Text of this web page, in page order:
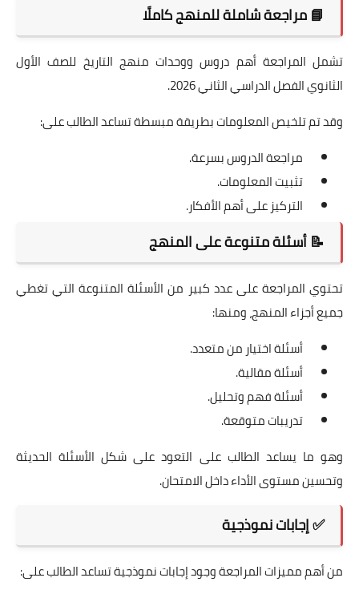
📘 مراجعة شاملة للمنهج كاملًا
تشمل المراجعة أهم دروس ووحدات منهج التاريخ للصف الأول
الثانوي الفصل الدراسي الثاني 2026.
وقد تم تلخيص المعلومات بطريقة مبسطة تساعد الطالب على:
مراجعة الدروس بسرعة.
تثبيت المعلومات.
التركيز على أهم الأفكار.
📝 أسئلة متنوعة على المنهج
تحتوي المراجعة على عدد كبير من الأسئلة المتنوعة التي تغطي
جميع أجزاء المنهج، ومنها:
أسئلة اختيار من متعدد.
أسئلة مقالية.
أسئلة فهم وتحليل.
تدريبات متوقعة.
وهو ما يساعد الطالب على التعود على شكل الأسئلة الحديثة
وتحسين مستوى الأداء داخل الامتحان.
✅ إجابات نموذجية
من أهم مميزات المراجعة وجود إجابات نموذجية تساعد الطالب على: